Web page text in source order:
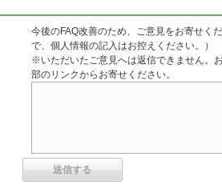
今後のFAQ改善のため、ご意見をお寄せく
で、個人情報の記入はお控えください。）
※いただいたご意見へは返信できません。
部のリンクからお寄せください。